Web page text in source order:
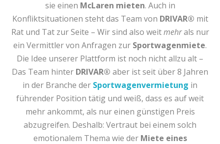
sie einen McLaren mieten. Auch in
Konfliktsituationen steht das Team von DRIVAR® mit
Rat und Tat zur Seite – Wir sind also weitmehrals nur
ein Vermittler von Anfragen zur Sportwagenmiete.
Die Idee unserer Plattform ist noch nicht allzu alt –
Das Team hinter DRIVAR® aber ist seit über 8 Jahren
in der Branche der Sportwagenvermietung in
führender Position tätig und weiß, dass es auf weit
mehr ankommt, als nur einen günstigen Preis
abzugreifen. Deshalb: Vertraut bei einem solch
emotionalem Thema wie der Miete eines